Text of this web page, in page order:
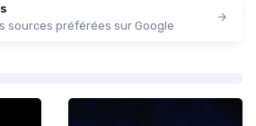
sources préférées sur Google